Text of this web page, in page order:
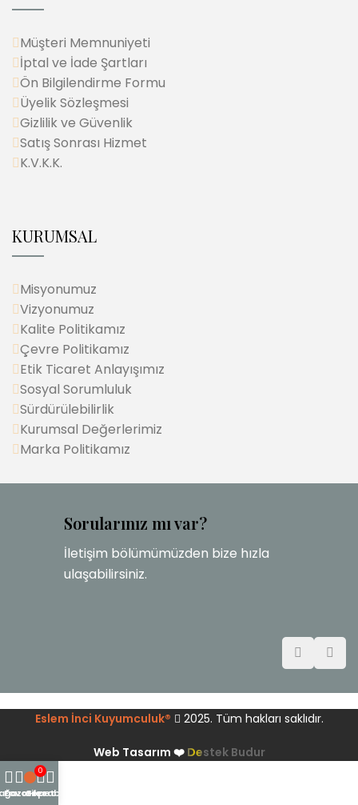
Müşteri Memnuniyeti
İptal ve İade Şartları
Ön Bilgilendirme Formu
Üyelik Sözleşmesi
Gizlilik ve Güvenlik
Satış Sonrası Hizmet
K.V.K.K.
KURUMSAL
Misyonumuz
Vizyonumuz
Kalite Politikamız
Çevre Politikamız
Etik Ticaret Anlayışımız
Sosyal Sorumluluk
Sürdürülebilirlik
Kurumsal Değerlerimiz
Marka Politikamız
Sorularınız mı var?
İletişim bölümümüzden bize hızla
ulaşabilirsiniz.
Eslem İnci Kuyumculuk® 2025. Tüm hakları saklıdır.
Web Tasarım ❤️ Destek Budur
Favoriler
0
Sepet
Hesabım